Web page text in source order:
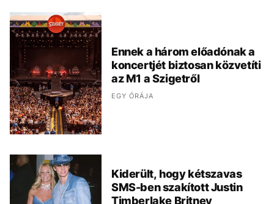
Ennek a három előadónak a
koncertjét biztosan közvetíti
az M1 a Szigetről
EGY ÓRÁJA
Kiderült, hogy kétszavas
SMS-ben szakított Justin
Timberlake Britney